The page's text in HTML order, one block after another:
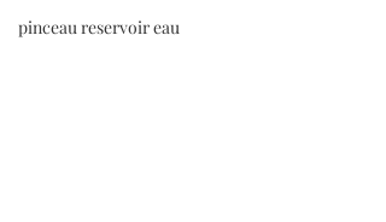
pinceau reservoir eau